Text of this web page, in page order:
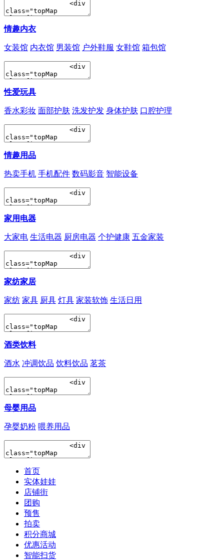
情趣内衣
女装馆 内衣馆 男装馆 户外鞋服 女鞋馆 箱包馆
性爱玩具
香水彩妆 面部护肤 洗发护发 身体护肤 口腔护理
情趣用品
热卖手机 手机配件 数码影音 智能设备
家用电器
大家电 生活电器 厨房电器 个护健康 五金家装
家纺家居
家纺 家具 厨具 灯具 家装软饰 生活日用
酒类饮料
酒水 冲调饮品 饮料饮品 茗茶
母婴用品
孕婴奶粉 喂养用品
首页
实体娃娃
店铺街
团购
预售
拍卖
积分商城
优惠活动
智能扫货